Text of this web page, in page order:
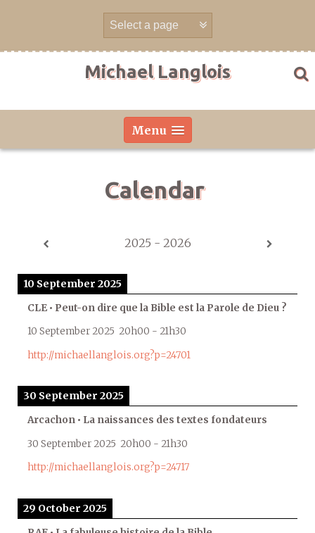
Michael Langlois
Menu
Calendar
2025 - 2026
10 September 2025
CLE • Peut-on dire que la Bible est la Parole de Dieu ?
10 September 2025 20h00 - 21h30
http://michaellanglois.org?p=24701
30 September 2025
Arcachon • La naissances des textes fondateurs
30 September 2025 20h00 - 21h30
http://michaellanglois.org?p=24717
29 October 2025